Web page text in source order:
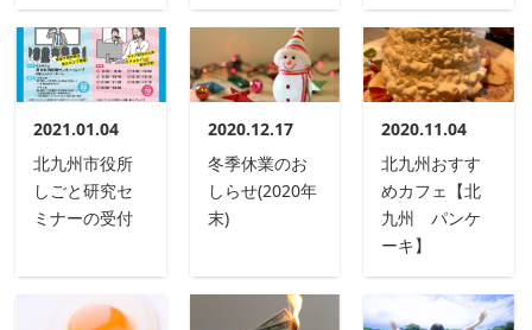
2021.01.04
北九州市役所
しごと研究セ
ミナーの受付
2020.12.17
冬季休業のお
しらせ(2020年
末)
2020.11.04
北九州おすす
めカフェ【北
九州 パンケ
ーキ】